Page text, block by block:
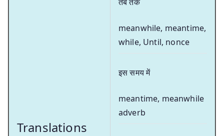
Translations
meanwhile, meantime,
while, Until, nonce
इस समय में
meantime, meanwhile
adverb